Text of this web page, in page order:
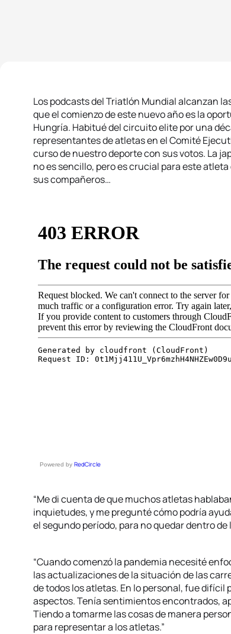
Los podcasts del Triatlón Mundial alcanzan
que el comienzo de este nuevo año es la
Hungría. Habitué del circuito elite por una
representantes de atletas en el Comité
curso de nuestro deporte con sus votos. La
no es sencillo, pero es crucial para este
sus compañeros…
Powered by RedCircle
“Me di cuenta de que muchos atletas
inquietudes, y me pregunté cómo podría
el segundo período, para no quedar dentro de
“Cuando comenzó la pandemia necesité
las actualizaciones de la situación de las
de todos los atletas. En lo personal, fue difícil
aspectos. Tenía sentimientos encontrados,
Tiendo a tomarme las cosas de manera
para representar a los atletas.”